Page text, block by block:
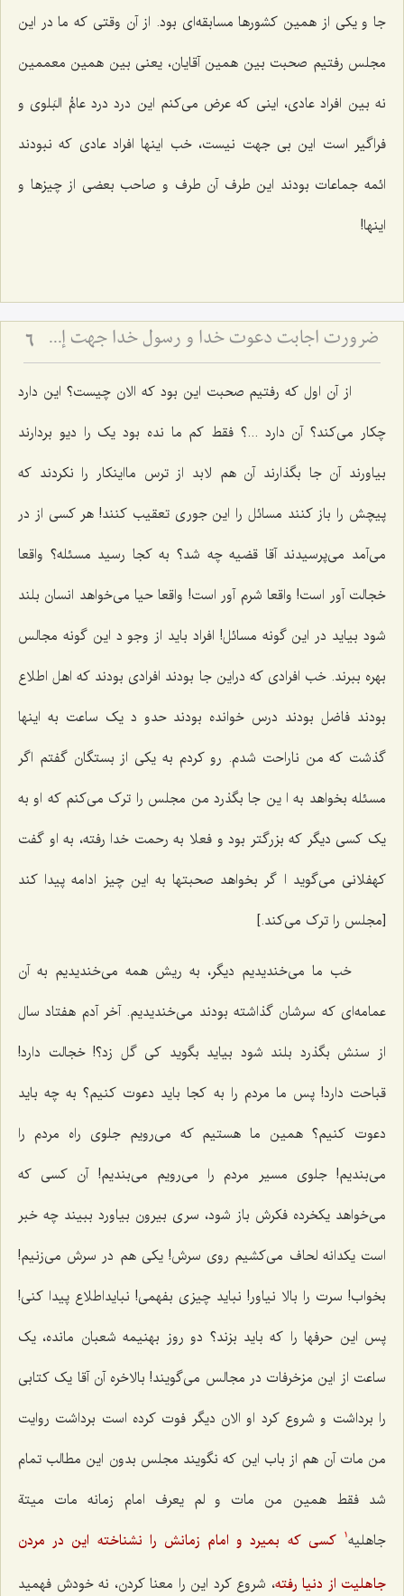
جا و یکی از همین کشورها مسابقه‌ای بود. از آن وقتی که ما در این
مجلس رفتیم صحبت بین همین آقایان، یعنی بین همین معممین
نه بین افراد عادی، اینی که عرض می‌کنم این درد درد عامُّ البَلوی و
فراگیر است این بی جهت نیست، خب اینها افراد عادی که نبودند
ائمه جماعات بودند این طرف آن طرف و صاحب بعضی از چیزها و
اینها!
ضرورت اجابت دعوت خدا و رسول خدا جهت إحیاء قلوب 6
از آن اول که رفتیم صحبت این بود که الان چیست؟ این دارد
چکار می‌کند؟ آن دارد ...؟ فقط کم ما نده بود یک را دیو بردارند
بیاورند آن جا بگذارند آن هم لابد از ترس مااینکار را نکردند که
پیچش را باز کنند مسائل را این جوری تعقیب کنند! هر کسی از در
می‌آمد می‌پرسیدند آقا قضیه چه شد؟ به کجا رسید مسئله؟ واقعا
خجالت آور است! واقعا شرم آور است! واقعا حیا می‌خواهد انسان بلند
شود بیاید در این گونه مسائل! افراد باید از وجو د این گونه مجالس
بهره ببرند. خب افرادی که دراین جا بودند افرادی بودند که اهل اطلاع
بودند فاضل بودند درس خوانده بودند حدو د یک ساعت به اینها
گذشت که من ناراحت شدم. رو کردم به یکی از بستگان گفتم اگر
مسئله بخواهد به ا ین جا بگذرد من مجلس را ترک می‌کنم که او به
یک کسی دیگر که بزرگتر بود و فعلا به رحمت خدا رفته، به او گفت
کهفلانی می‌گوید ا گر بخواهد صحبتها به این چیز ادامه پیدا کند
[مجلس را ترک می‌کند.]
خب ما می‌خندیدیم دیگر، به ریش همه می‌خندیدیم به آن
عمامه‌ای که سرشان گذاشته بودند می‌خندیدیم. آخر آدم هفتاد سال
از سنش بگذرد بلند شود بیاید بگوید کی گل زد؟! خجالت دارد!
قباحت دارد! پس ما مردم را به کجا باید دعوت کنیم؟ به چه باید
دعوت کنیم؟ همین ما هستیم که می‌رویم جلوی راه مردم را
می‌بندیم! جلوی مسیر مردم را می‌رویم می‌بندیم! آن کسی که
می‌خواهد یکخرده فکرش باز شود، سری بیرون بیاورد ببیند چه خبر
است یکدانه لحاف می‌کشیم روی سرش! یکی هم در سرش می‌زنیم!
بخواب! سرت را بالا نیاور! نباید چیزی بفهمی! نبایداطلاع پیدا کنی!
پس این حرفها را که باید بزند؟ دو روز بهنیمه شعبان مانده، یک
ساعت از این مزخرفات در مجالس می‌گویند! بالاخره آن آقا یک کتابی
را برداشت و شروع کرد او الان دیگر فوت کرده است برداشت روایت
من مات آن هم از باب این که نگویند مجلس بدون این مطالب تمام
شد فقط همین من مات و لم یعرف امام زمانه مات میتة
جاهلیه‌1
کسی که بمیرد و امام زمانش را نشناخته این در مردن
جاهلیت از دنیا رفته، شروع کرد این را معنا کردن، نه خودش فهمید